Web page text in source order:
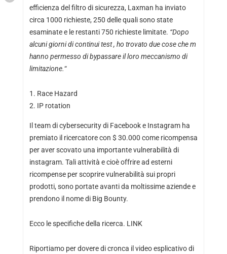
efficienza del filtro di sicurezza, Laxman ha inviato
circa 1000 richieste, 250 delle quali sono state
esaminate e le restanti 750 richieste limitate. “Dopo
alcuni giorni di continui test , ho trovato due cose che m
hanno permesso di bypassare il loro meccanismo di
limitazione.“
Race Hazard
IP rotation
Il team di cybersecurity di Facebook e Instagram ha
premiato il ricercatore con $ 30.000 come ricompensa
per aver scovato una importante vulnerabilità di
instagram. Tali attività e cioè offrire ad esterni
ricompense per scoprire vulnerabilità sui propri
prodotti, sono portate avanti da moltissime aziende e
prendono il nome di Big Bounty.
Ecco le specifiche della ricerca. LINK
Riportiamo per dovere di cronca il video esplicativo di